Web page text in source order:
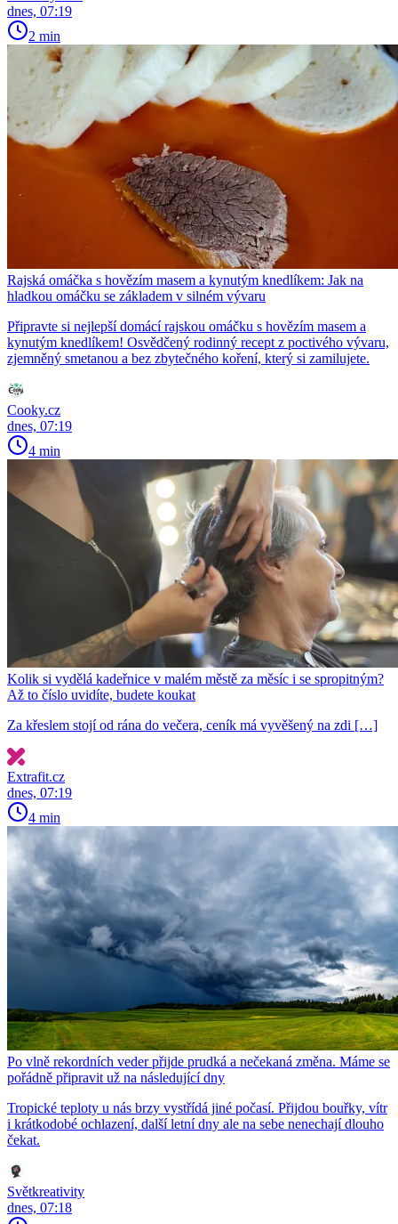
dnes, 07:19
2 min
Rajská omáčka s hovězím masem a kynutým knedlíkem: Jak na
hladkou omáčku se základem v silném vývaru
Připravte si nejlepší domácí rajskou omáčku s hovězím masem a
kynutým knedlíkem! Osvědčený rodinný recept z poctivého vývaru,
zjemněný smetanou a bez zbytečného koření, který si zamilujete.
Cooky.cz
dnes, 07:19
4 min
Kolik si vydělá kadeřnice v malém městě za měsíc i se spropitným?
Až to číslo uvidíte, budete koukat
Za křeslem stojí od rána do večera, ceník má vyvěšený na zdi […]
Extrafit.cz
dnes, 07:19
4 min
Po vlně rekordních veder přijde prudká a nečekaná změna. Máme se
pořádně připravit už na následující dny
Tropické teploty u nás brzy vystřídá jiné počasí. Přijdou bouřky, vítr
i krátkodobé ochlazení, další letní dny ale na sebe nenechají dlouho
čekat.
Světkreativity
dnes, 07:18